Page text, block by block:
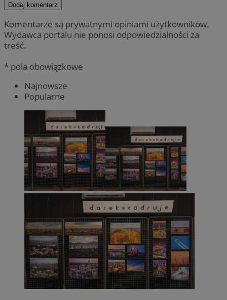
Dodaj komentarz
Komentarze są prywatnymi opiniami użytkowników.
Wydawca portalu nie ponosi odpowiedzialności za
treść.
* pola obowiązkowe
Najnowsze
Popularne